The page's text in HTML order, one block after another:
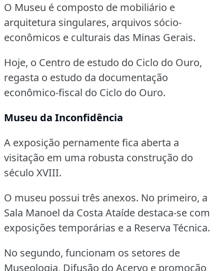
O Museu é composto de mobiliário e
arquitetura singulares, arquivos sócio-
econômicos e culturais das Minas Gerais.
Hoje, o Centro de estudo do Ciclo do Ouro,
regasta o estudo da documentação
econômico-fiscal do Ciclo do Ouro.
Museu da Inconfidência
A exposição pernamente fica aberta a
visitação em uma robusta construção do
século XVIII.
O museu possui três anexos. No primeiro, a
Sala Manoel da Costa Ataíde destaca-se com
exposições temporárias e a Reserva Técnica.
No segundo, funcionam os setores de
Museologia, Difusão do Acervo e promoção